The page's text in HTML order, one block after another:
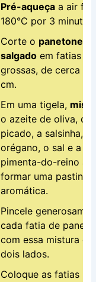
Pré-aqueça a air
180°C por 3 minutos.
Corte o panetone
salgado em fatias
grossas, de cerca
cm.
Em uma tigela,
o azeite de oliva, o
picado, a salsinha, o
orégano, o sal e a
pimenta-do-reino
formar uma pastinha
aromática.
Pincele
cada fatia de
com essa mistura
dois lados.
Coloque as fatias na